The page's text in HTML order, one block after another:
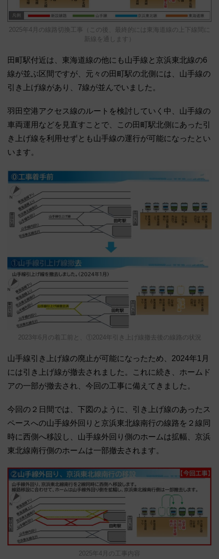
2025年4月の線路切換工事（この後、最終的には東海道線の上下線間に
新線を通します）
田町駅付近は、東海道線の他にも山手線と京浜東北線の6
線が並ぶ区間ですが、元々の田町駅の北側には、山手線の
引き上げ線があり、7線が並んでいました。
羽田空港アクセス線のルートを検討していく中、山手線の
車両運用などを見直すことで、この田町駅北側にあった引
き上げ線を利用せずとも山手線の運行が可能になったとい
います。
2023年6月の着工前と、①2024年引き上げ線撤去後の線路の状況
山手線引き上げ線の廃止が可能になったため、2024年1月
には引き上げ線が撤去されました。これに続き、ホームド
アの一部が撤去され、今回の工事に備えてきました。
今回の２日間では、下図のように、引き上げ線のあったス
ペースへの山手線外回りと京浜東北線南行の線路を２線同
時に西側へ移設し、山手線外回り側のホームは拡幅、京浜
東北線南行側のホームは一部撤去されます。
2025年4月の工事内容